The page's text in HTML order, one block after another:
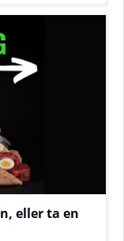
svullnad.
och visar hur
minska
eller ta en